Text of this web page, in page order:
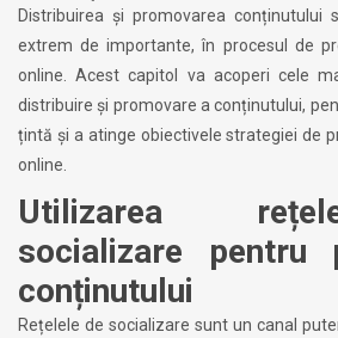
Distribuirea și promovarea conținutului
extrem de importante, în procesul de
online. Acest capitol va acoperi cele
distribuire și promovare a conținutului,
țintă și a atinge obiectivele strategiei de
online.
Utilizarea
socializare pentru
conținutului
Rețelele de socializare sunt un canal